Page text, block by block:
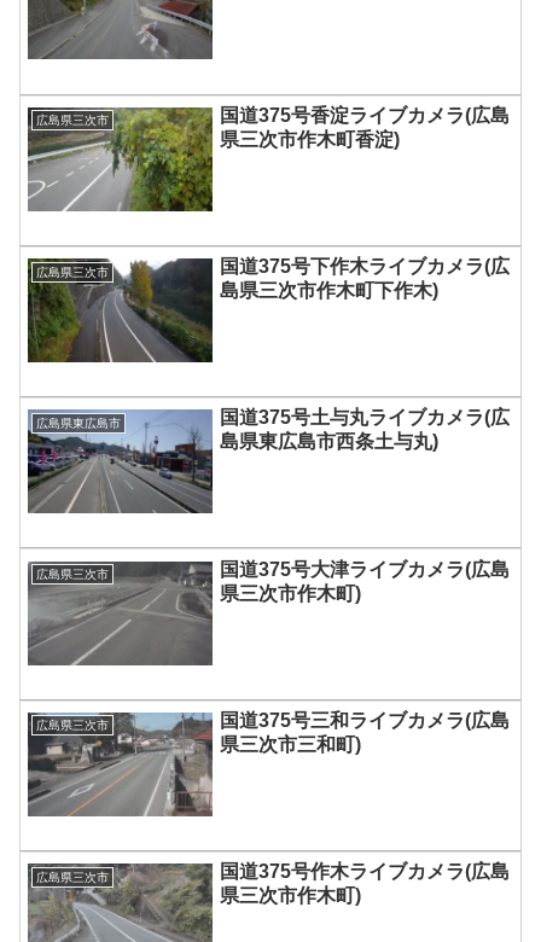
広島県三次市
国道375号香淀ライブカメラ(広島
県三次市作木町香淀)
広島県三次市
国道375号下作木ライブカメラ(広
島県三次市作木町下作木)
広島県東広島市
国道375号土与丸ライブカメラ(広
島県東広島市西条土与丸)
広島県三次市
国道375号大津ライブカメラ(広島
県三次市作木町)
広島県三次市
国道375号三和ライブカメラ(広島
県三次市三和町)
広島県三次市
国道375号作木ライブカメラ(広島
県三次市作木町)